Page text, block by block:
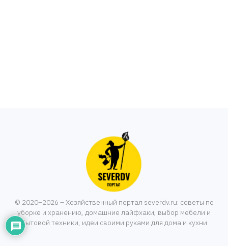
© 2020–2026 – Хозяйственный портал severdv.ru: советы по
уборке и хранению, домашние лайфхаки, выбор мебели и
бытовой техники, идеи своими руками для дома и кухни